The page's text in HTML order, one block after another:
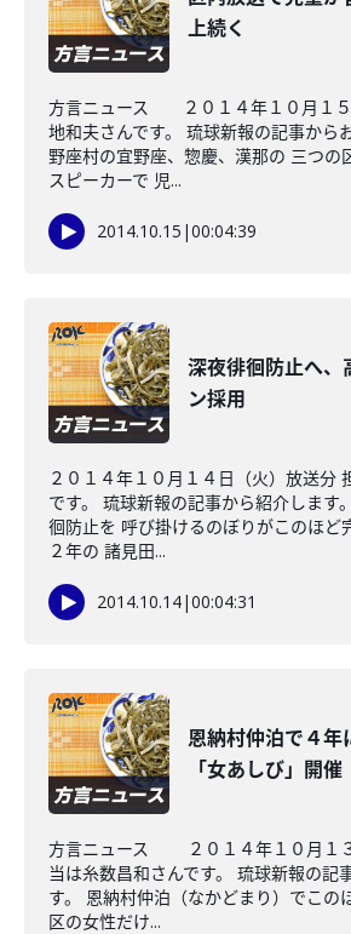
上続く
方言ニュース ２０１４年１０月１５
地和夫さんです。 琉球新報の記事から
野座村の宜野座、惣慶、漢那の 三つの
スピーカーで 児...
2014.10.15 |00:04:39
深夜徘徊防止へ、
ン採用
２０１４年１０月１４日（火）放送分
です。 琉球新報の記事から紹介します
徊防止を 呼び掛けるのぼりがこのほど
２年の 諸見田...
2014.10.14|00:04:31
恩納村仲泊で４年
「女あしび」開催
方言ニュース ２０１４年１０月１
当は糸数昌和さんです。 琉球新報の記
す。 恩納村仲泊（なかどまり）でこの
区の女性だけ...